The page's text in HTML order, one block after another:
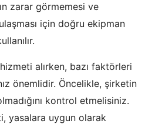
zarar görmemesi ve
için doğru ekipman
alırken, bazı faktörleri
önemlidir. Öncelikle, şirketin
kontrol etmelisiniz.
yasalara uygun olarak